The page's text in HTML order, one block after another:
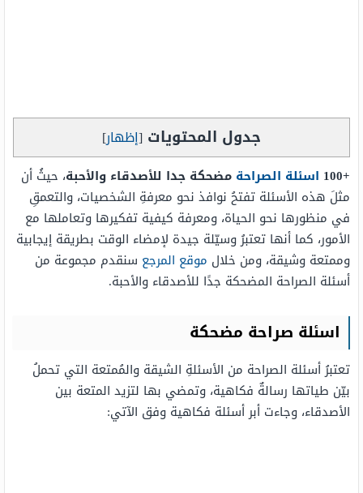
جدول المحتويات [إظهار]
+100 اسئلة الصراحة مضحكة جدا للأصدقاء والأحبة، حيثُ أن
مثلَ هذه الأسئلة تفتحُ نوافذ نحو معرفةِ الشخصيات، والتعمقِ
في منظورها نحو الحياة، ومعرفة كيفية تفكيرها وتعاملها مع
الأمور، كما أنها تعتبرُ وسيّلة جيدة لإمضاء الوقت بطريقة إيجابية
وممتعة وشيقة، ومن خلال موقع المرجع سنقدم مجموعة من
أسئلة الصراحة المضحكة جدًا للأصدقاء والأحبة.
اسئلة صراحة مضحكة
تعتبرُ أسئلة الصراحة من الأسئلةِ الشيقة والمُمتعة التي تحملُ
بيّن طياتها رسالةٌ فكاهية، وتمضي بها لتزيد المتعة بين
الأصدقاء، وجاءت أبر أسئلة فكاهية وفق الآتي: